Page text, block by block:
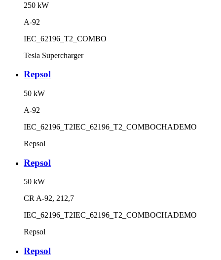
250 kW
A-92
IEC_62196_T2_COMBO
Tesla Supercharger
Repsol
50 kW
A-92
IEC_62196_T2IEC_62196_T2_COMBOCHADEMO
Repsol
Repsol
50 kW
CR A-92, 212,7
IEC_62196_T2IEC_62196_T2_COMBOCHADEMO
Repsol
Repsol